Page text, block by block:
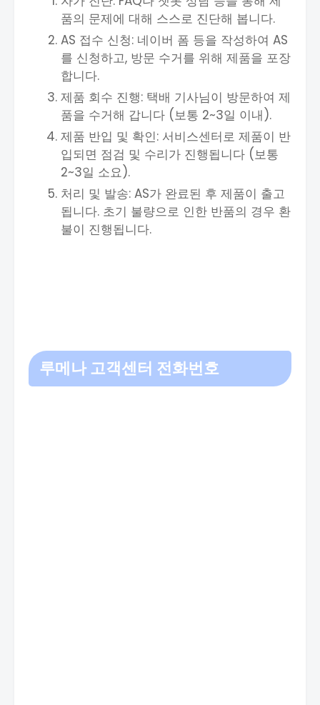
품의 문제에 대해 스스로 진단해 봅니다.
AS 접수 신청: 네이버 폼 등을 작성하여 AS
를 신청하고, 방문 수거를 위해 제품을 포장
합니다.
제품 회수 진행: 택배 기사님이 방문하여 제
품을 수거해 갑니다 (보통 2~3일 이내).
제품 반입 및 확인: 서비스센터로 제품이 반
입되면 점검 및 수리가 진행됩니다 (보통
2~3일 소요).
처리 및 발송: AS가 완료된 후 제품이 출고
됩니다. 초기 불량으로 인한 반품의 경우 환
불이 진행됩니다.
루메나 고객센터 전화번호